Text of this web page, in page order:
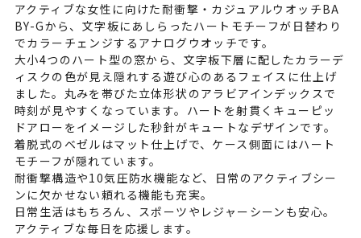
アクティブな女性に向けた耐衝撃・カジュアルウオッチBA
BY-Gから、文字板にあしらったハートモチーフが日替わり
でカラーチェンジするアナログウオッチです。
大小4つのハート型の窓から、文字板下層に配したカラーデ
ィスクの色が見え隠れする遊び心のあるフェイスに仕上げ
ました。丸みを帯びた立体形状のアラビアインデックスで
時刻が見やすくなっています。ハートを射貫くキューピッ
ドアローをイメージした秒針がキュートなデザインです。
着脱式のベゼルはマット仕上げで、ケース側面にはハート
モチーフが隠れています。
耐衝撃構造や10気圧防水機能など、日常のアクティブシー
ンに欠かせない頼れる機能も充実。
日常生活はもちろん、スポーツやレジャーシーンも安心。
アクティブな毎日を応援します。